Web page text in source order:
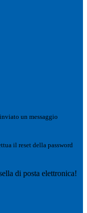
un messaggio
il reset della password
di posta elettronica!